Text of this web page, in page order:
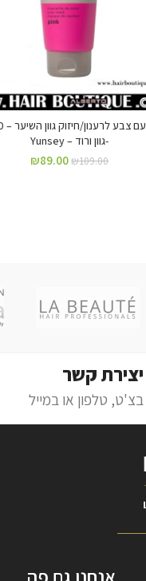
-גוון ורוד – Yunsey
₪109.00
₪89.00
יצירת קשר
בצ'ט, טלפון או במייל